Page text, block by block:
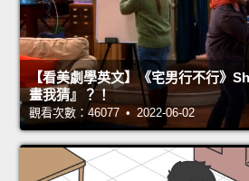
【看美劇學英文】《宅男行不行》
畫我猜』？！
觀看次數：46077 • 2022-06-02